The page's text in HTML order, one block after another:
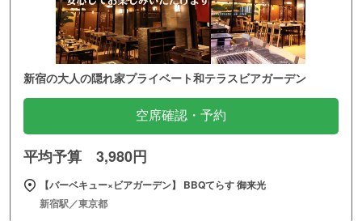
新宿の大人の隠れ家プライベート和テラスビアガーデン
空席確認・予約
平均予算 3,980円
【バーベキュー×ビアガーデン】 BBQてらす 御来光
新宿駅／東京都